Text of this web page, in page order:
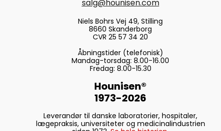
salg@hounisen.com
Niels Bohrs Vej 49, Stilling
8660 Skanderborg
CVR 25 57 34 20
Åbningstider (telefonisk)
Mandag-torsdag: 8.00-16.00
Fredag: 8.00-15.30
Hounisen®
1973-2026
Leverandør til danske laboratorier, hospitaler,
lægepraksis, universiteter og medicinalindustrien